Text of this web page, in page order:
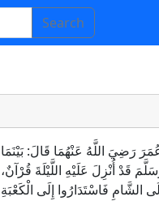
Search
بْنِ عُمَرَ رَضِيَ اللَّهُ عَنْهُمَا قَالَ: بَيْنَمَا
قَدْ أُنْزِلَ عَلَيْهِ اللَّيْلَةَ قُرْآنٌ،
الشَّامِ فَاسْتَدَارُوا إِلَى الْكَعْبَةِ